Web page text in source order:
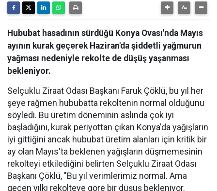
Hububat hasadının sürdüğü Konya Ovası'nda Mayıs
ayının kurak geçerek Haziran'da şiddetli yağmurun
yağması nedeniyle rekolte de düşüş yaşanması
bekleniyor.
Selçuklu Ziraat Odası Başkanı Faruk Çöklü, bu yıl her
şeye rağmen hububatta rekoltenin normal olduğunu
söyledi. Bu üretim döneminin aslında çok iyi
başladığını, kurak periyottan çıkan Konya'da yağışların
iyi gittiğini ancak hububat üretim alanları için kritik bir
ay olan Mayıs'ta beklenen yağışların düşmemesinin
rekolteyi etkilediğini belirten Selçuklu Ziraat Odası
Başkanı Çöklü, "Bu yıl verimlerimiz normal. Ama
geçen yılki rekolteye göre bir düşüş bekleniyor.